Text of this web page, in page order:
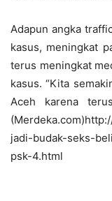
Adapun angka
kasus, meningkat
terus meningkat
kasus. “Kita
Aceh karena
jadi-budak-seks-
psk-4.html